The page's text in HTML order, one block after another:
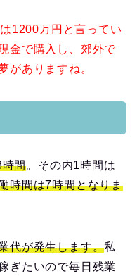
1200万円と言ってい
金で購入し、郊外で
がありますね。
間。その内1時間は
時間は7時間となりま
代が発生します。私
ぎたいので毎日残業